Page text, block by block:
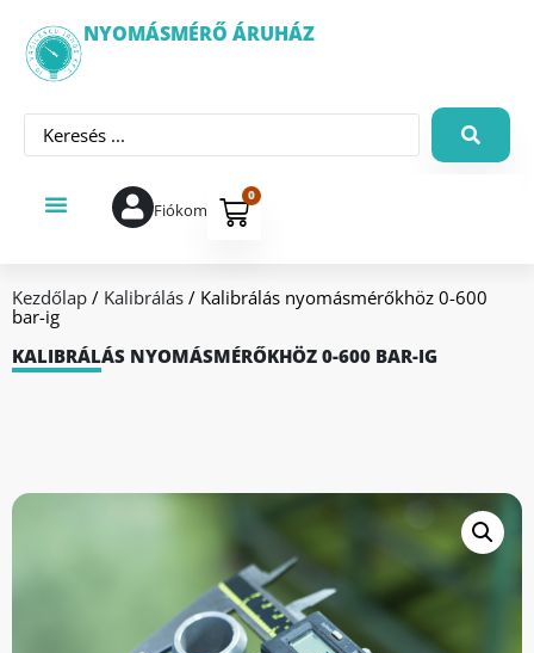
NYOMÁSMÉRŐ ÁRUHÁZ
Fiókom
0
Kezdőlap / Kalibrálás / Kalibrálás nyomásmérőkhöz 0-600
bar-ig
KALIBRÁLÁS NYOMÁSMÉRŐKHÖZ 0-600 BAR-IG